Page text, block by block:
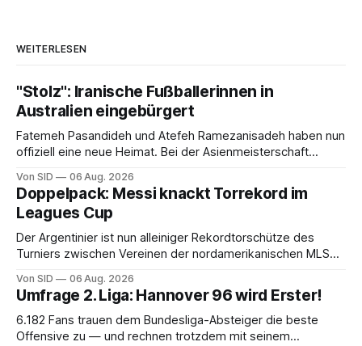
WEITERLESEN
"Stolz": Iranische Fußballerinnen in
Australien eingebürgert
Fatemeh Pasandideh und Atefeh Ramezanisadeh haben nun
offiziell eine neue Heimat. Bei der Asienmeisterschaft
Von SID 06 Aug. 2026
Doppelpack: Messi knackt Torrekord im
Leagues Cup
Der Argentinier ist nun alleiniger Rekordtorschütze des
Turniers zwischen Vereinen der nordamerikanischen MLS
Von SID 06 Aug. 2026
Umfrage 2. Liga: Hannover 96 wird Erster!
6.182 Fans trauen dem Bundesliga-Absteiger die beste
Offensive zu — und rechnen trotzdem mit seinem